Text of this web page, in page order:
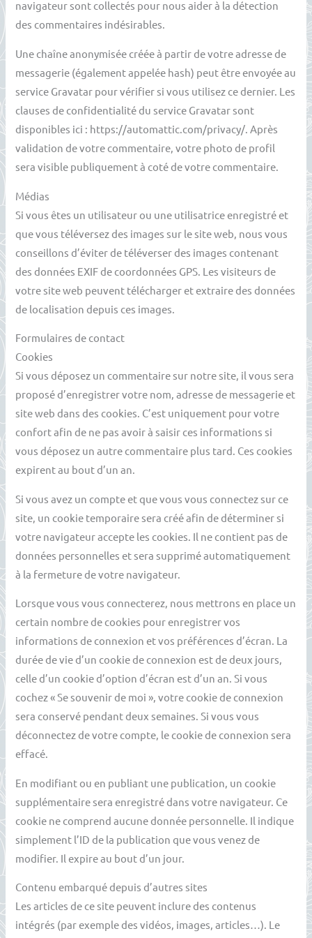
navigateur sont collectés pour nous aider à la détection
des commentaires indésirables.
Une chaîne anonymisée créée à partir de votre adresse de
messagerie (également appelée hash) peut être envoyée au
service Gravatar pour vérifier si vous utilisez ce dernier. Les
clauses de confidentialité du service Gravatar sont
disponibles ici : https://automattic.com/privacy/. Après
validation de votre commentaire, votre photo de profil
sera visible publiquement à coté de votre commentaire.
Médias
Si vous êtes un utilisateur ou une utilisatrice enregistré et
que vous téléversez des images sur le site web, nous vous
conseillons d’éviter de téléverser des images contenant
des données EXIF de coordonnées GPS. Les visiteurs de
votre site web peuvent télécharger et extraire des données
de localisation depuis ces images.
Formulaires de contact
Cookies
Si vous déposez un commentaire sur notre site, il vous sera
proposé d’enregistrer votre nom, adresse de messagerie et
site web dans des cookies. C’est uniquement pour votre
confort afin de ne pas avoir à saisir ces informations si
vous déposez un autre commentaire plus tard. Ces cookies
expirent au bout d’un an.
Si vous avez un compte et que vous vous connectez sur ce
site, un cookie temporaire sera créé afin de déterminer si
votre navigateur accepte les cookies. Il ne contient pas de
données personnelles et sera supprimé automatiquement
à la fermeture de votre navigateur.
Lorsque vous vous connecterez, nous mettrons en place un
certain nombre de cookies pour enregistrer vos
informations de connexion et vos préférences d’écran. La
durée de vie d’un cookie de connexion est de deux jours,
celle d’un cookie d’option d’écran est d’un an. Si vous
cochez « Se souvenir de moi », votre cookie de connexion
sera conservé pendant deux semaines. Si vous vous
déconnectez de votre compte, le cookie de connexion sera
effacé.
En modifiant ou en publiant une publication, un cookie
supplémentaire sera enregistré dans votre navigateur. Ce
cookie ne comprend aucune donnée personnelle. Il indique
simplement l’ID de la publication que vous venez de
modifier. Il expire au bout d’un jour.
Contenu embarqué depuis d’autres sites
Les articles de ce site peuvent inclure des contenus
intégrés (par exemple des vidéos, images, articles…). Le